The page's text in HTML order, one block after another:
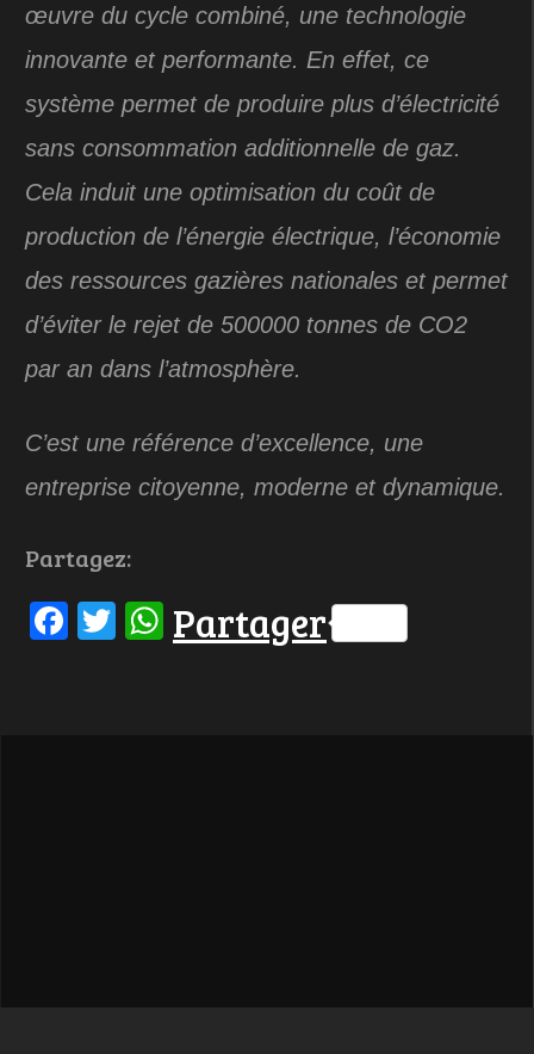
œuvre du cycle combiné, une technologie
innovante et performante. En effet, ce
système permet de produire plus d’électricité
sans consommation additionnelle de gaz.
Cela induit une optimisation du coût de
production de l’énergie électrique, l’économie
des ressources gazières nationales et permet
d’éviter le rejet de 500000 tonnes de CO2
par an dans l’atmosphère.
C’est une référence d’excellence, une
entreprise citoyenne, moderne et dynamique.
Partagez:
Facebook
Twitter
WhatsApp
Partager